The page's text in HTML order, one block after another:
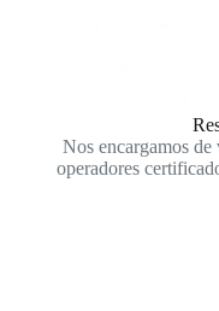
Nos encargamos de
operadores